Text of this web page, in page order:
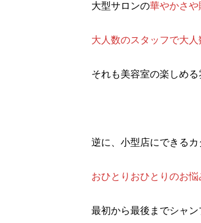
大型サロンの華やかさや
大人数のスタッフで大
それも美容室の楽しめる
逆に、小型店にできるカ
おひとりおひとりのお
最初から最後までシャン